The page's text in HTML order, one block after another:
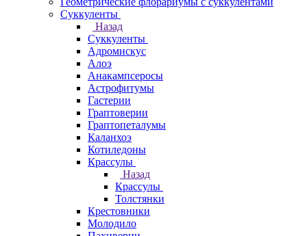
Суккуленты
Назад
Суккуленты
Адромискус
Алоэ
Анакампсеросы
Астрофитумы
Гастерии
Граптоверии
Граптопеталумы
Каланхоэ
Котиледоны
Крассулы
Назад
Крассулы
Толстянки
Крестовники
Молодило